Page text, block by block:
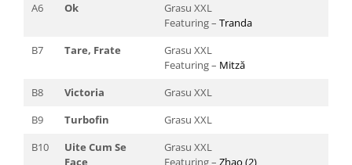
A6
Ok
Grasu XXL
Featuring – Tranda
B7
Tare, Frate
Grasu XXL
Featuring – Mitză
B8
Victoria
Grasu XXL
B9
Turbofin
Grasu XXL
B10
Uite Cum Se
Face
Grasu XXL
Featuring – Zhao (2)